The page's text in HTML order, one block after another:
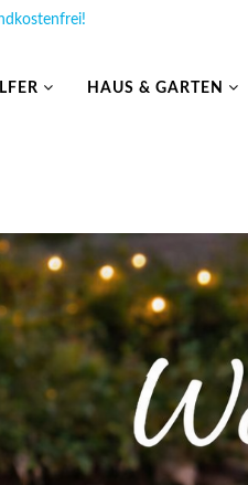
HAUS & GARTEN